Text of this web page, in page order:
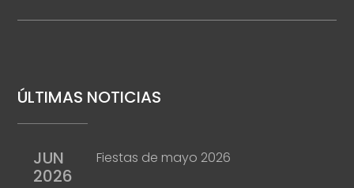
ÚLTIMAS NOTICIAS
JUN
2026
Fiestas de mayo 2026